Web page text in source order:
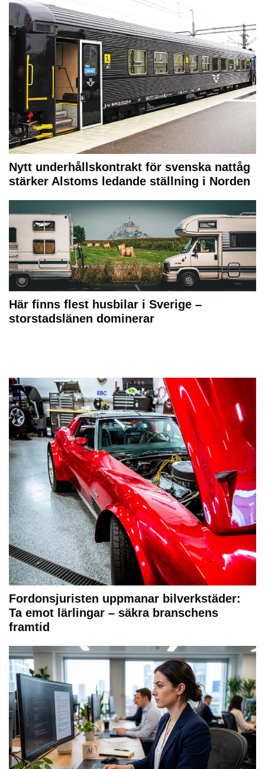
Nytt underhållskontrakt för svenska nattåg
stärker Alstoms ledande ställning i Norden
Här finns flest husbilar i Sverige –
storstadslänen dominerar
Fordonsjuristen uppmanar bilverkstäder:
Ta emot lärlingar – säkra branschens
framtid